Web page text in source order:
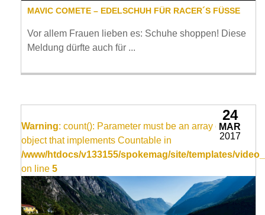
MAVIC COMETE – EDELSCHUH FÜR RACER´S FÜSSE
Vor allem Frauen lieben es: Schuhe shoppen! Diese
Meldung dürfte auch für ...
Warning: count(): Parameter must be an array or an
object that implements Countable in
/www/htdocs/v133155/spokemag/site/templates/
on line 5
24
MAR
2017